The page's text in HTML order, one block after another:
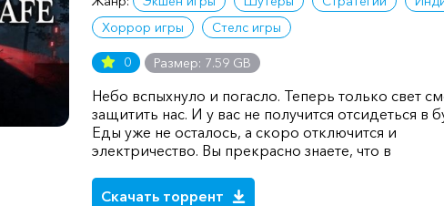
Хоррор игры
Стелс игры
0 Размер: 7.59 GB
Небо вспыхнуло и погасло. Теперь только свет
защитить нас. И у вас не получится отсидеться в
Еды уже не осталось, а скоро отключится и
электричество. Вы прекрасно знаете, что в
Скачать торрент